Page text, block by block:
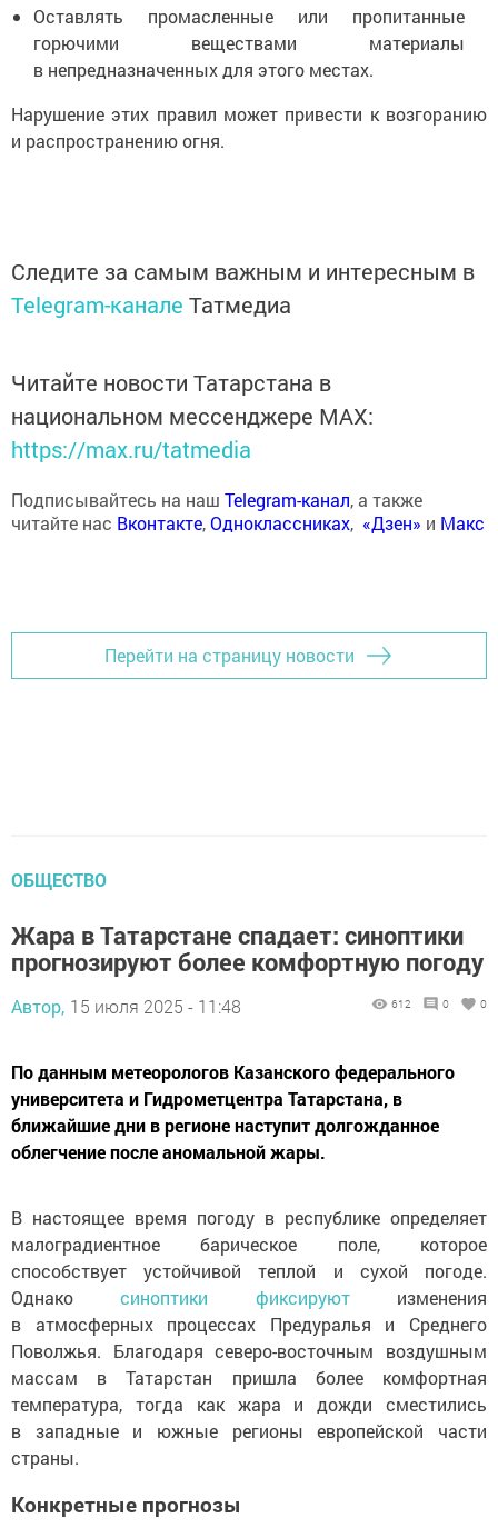
Оставлять промасленные или пропитанные
горючими веществами материалы
в непредназначенных для этого местах.
Нарушение этих правил может привести к возгоранию
и распространению огня.
Следите за самым важным и интересным в
Telegram-канале Татмедиа
Читайте новости Татарстана в
национальном мессенджере MАХ:
https://max.ru/tatmedia
Подписывайтесь на наш Telegram-канал, а также
читайте нас Вконтакте,Одноклассниках, «Дзен» и Макс
Перейти на страницу новости
ОБЩЕСТВО
Жара в Татарстане спадает: синоптики
прогнозируют более комфортную погоду
Автор, 15 июля 2025 - 11:48 612 0 0
По данным метеорологов Казанского федерального
университета и Гидрометцентра Татарстана, в
ближайшие дни в регионе наступит долгожданное
облегчение после аномальной жары.
В настоящее время погоду в республике определяет
малоградиентное барическое поле, которое
способствует устойчивой теплой и сухой погоде.
Однакосиноптики фиксируютизменения
в атмосферных процессах Предуралья и Среднего
Поволжья. Благодаря северо-восточным воздушным
массам в Татарстан пришла более комфортная
температура, тогда как жара и дожди сместились
в западные и южные регионы европейской части
страны.
Конкретные прогнозы